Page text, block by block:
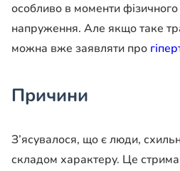
особливо в моменти фізичного
напруження. Але якщо таке
можна вже заявляти про
Причини
З’ясувалося, що є люди,
складом характеру. Це